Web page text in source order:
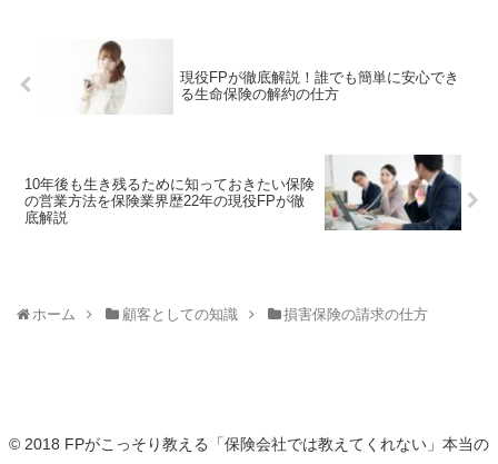
現役FPが徹底解説！誰でも簡単に安心でき
る生命保険の解約の仕方
10年後も生き残るために知っておきたい保険
の営業方法を保険業界歴22年の現役FPが徹
底解説
ホーム 顧客としての知識 損害保険の請求の仕方
© 2018 FPがこっそり教える「保険会社では教えてくれない」本当の